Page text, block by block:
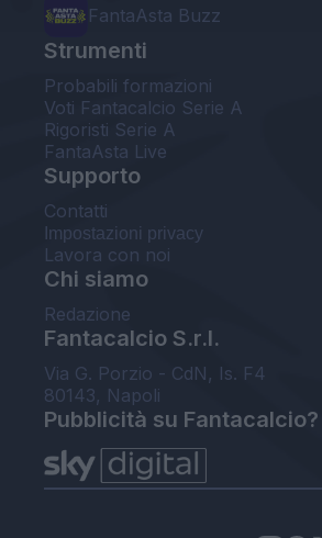
FantaAsta Buzz
Strumenti
Probabili formazioni
Voti Fantacalcio Serie A
Rigoristi Serie A
FantaAsta Live
Supporto
Contatti
Impostazioni privacy
Lavora con noi
Chi siamo
Redazione
Fantacalcio S.r.l.
Via G. Porzio - CdN, Is. F4
80143, Napoli
Pubblicità su Fantacalcio?